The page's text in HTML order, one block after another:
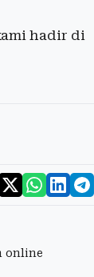
hadir di
online